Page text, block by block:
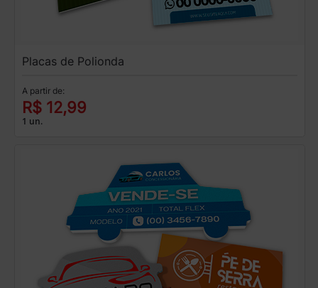
Placas de Polionda
A partir de:
R$ 12,99
1 un.